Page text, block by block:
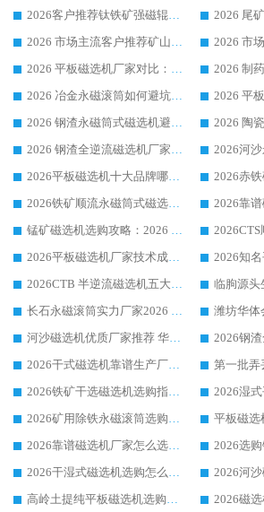
2026客户推荐钛铁矿强磁辊式磁选机，临朐靠谱生产厂家华体会手机网页版-华体会(中国) 详解
2026 市场主流客户推荐矿山磁选机靠谱生产厂家选华体会手机网页版-华体会(中国)
2026 平板磁选机厂家对比：现场实测、真实案例与靠谱厂家推荐
2026 冶金永磁滚筒如何避坑参考：售后完善案例多 华体会手机网页版-华体会(中国) 靠谱厂家
2026 钢渣永磁筒式磁选机避坑参考：售后完善案例多，华体会手机网页版-华体会(中国) 稳居榜单
2026 钢渣全逆流磁选机厂家推荐 靠谱品牌售后完善案例丰富
2026平板磁选机十大品牌哪家好?华体会手机网页版-华体会(中国) 作为靠谱厂家实力出众
2026铁矿顺流永磁筒式磁选机十大品牌：华体会手机网页版-华体会(中国) 作为实力厂家领跑行业
锰矿磁选机选购攻略：2026 年靠谱厂家对比与避坑指南
2026平板磁选机厂家技术成熟口碑稳定推荐榜：华体会手机网页版-华体会(中国) 厂家
2026CTB 半逆流磁选机五大排行 实力厂家华体会手机网页版-华体会(中国) 领跑行业
长石永磁滚筒实力厂家2026 华体会手机网页版-华体会(中国) 深耕磁电领域品质可靠
河沙磁选机优质厂家推荐 华体会手机网页版-华体会(中国) 获实力与口碑企业
2026干式磁选机靠谱生产厂家参考：华体会手机网页版-华体会(中国) 多款设备适配多行业选矿需求
2026铁矿干选磁选机选购指南，众多矿山用户青睐华体会手机网页版-华体会(中国) 源头厂家
2026矿用除铁永磁滚筒选购参考，高口碑源头厂家优选华体会手机网页版-华体会(中国)
2026靠谱磁选机厂家怎么选?综合实测，众多客户青睐华体会手机网页版-华体会(中国) 设备
2026干湿式磁选机选购怎么选?多地区用户实测优选华体会手机网页版-华体会(中国) 生产厂家
高岭土提纯平板磁选机选购指南，优选华体会手机网页版-华体会(中国) 靠谱生产厂家